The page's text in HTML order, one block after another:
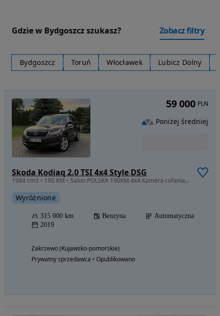
Gdzie w Bydgoszcz szukasz? Zobacz filtry
Bydgoszcz Toruń Włocławek Lubicz Dolny
Skoda Kodiaq 2.0 TSI 4x4 Style DSG
1984 cm3 • 190 KM • Salon POLSKA 190KM 4x4 Kamera cofania Full LED Podgrzew. fotele ASO
Wyróżnione
315 000 km Benzyna
Automatyczna
2019
Zakrzewo (Kujawsko-pomorskie)
Prywatny sprzedawca • Opublikowano
59 000 PLN
Poniżej średniej